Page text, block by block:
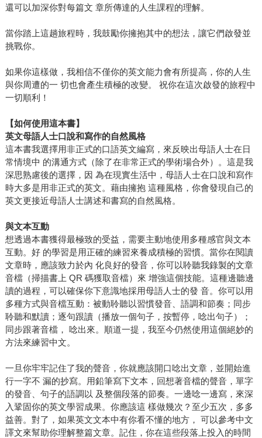
還可以加深你對每篇文 章所傳達的人生課程的理解。
當你踏上這趟旅程時，我鼓勵你擁抱其中的想法，讓它們啟發並
挑戰你。
如果你這樣做，我相信不僅你的英文能力會有所提高，你的人生
與你周遭的一 切也會產生積極的改變。 祝你在這次啟發的旅程中
一切順利！
【如何使用這本書】
英文母語人士口說和寫作的自然風格
這本書我選擇用非正式的口語英文編寫，來反映出母語人士在日
常情境中 的溝通方式（除了在非常正式的學術場合外）。這是我
深思熟慮後的選擇，因 為在現實生活中，母語人士在口說和寫作
時大多是用非正式的英文。藉由擁抱 這種風格，你會發現自己的
英文更接近母語人士講述和書寫的自然風格。
與文本互動
想透過本書獲得最極致的受益，需要主動地使用多種感官與文本
互動。好 的學習是用正確的練習來養成積極的習慣。當你在閱讀
文章時，應該致力於內 化良好的發音，你可以聆聽我錄製的文章
音檔（掃描書上 QR 碼獲取音檔）來 增強這個技能。這種邊聽邊
讀的過程，可以確保你下意識地採用母語人士的發 音。你可以用
多種方式與音檔互動：被動聆聽以習慣發音、語調和節奏；同步
聆聽和默讀；逐句跟讀（播放一個句子，按暫停，唸出句子）；
同步跟著音檔， 唸出來。順道一提，我至今仍然使用這個絕妙的
方法來練習中文。
一旦你牢牢記住了我的聲音，你就應該開口唸出文章，並開始進
行一字不 漏的抄寫。用鉛筆寫下文本，回想著音檔的聲音，單字
的發音、句子的語調以 及整個段落的節奏。一邊唸一邊寫，來深
入鞏固你的英文學習成果。你應該這 樣做幾次？至少五次，多多
益善。對了，如果英文文本中有你看不懂的地方， 可以參考中文
譯文來幫助你理解整篇文章。記住，你在這些段落上投入的時間